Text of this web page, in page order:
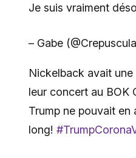
Je suis vraiment
– Gabe
Nickelback avait
leur concert au BOK
Trump ne pouvait en
long!